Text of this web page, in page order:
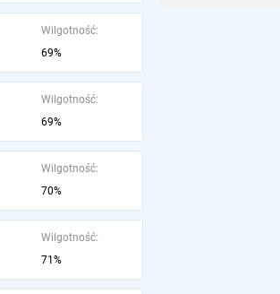
Wilgotność:
69%
Wilgotność:
69%
Wilgotność:
70%
Wilgotność:
71%